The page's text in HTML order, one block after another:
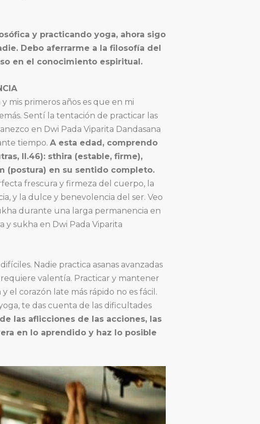
y practicando yoga, ahora sigo
Debo aferrarme a la filosofía del
en el conocimiento espiritual.
mis primeros años es que en mi
Sentí la tentación de practicar las
en Dwi Pada Viparita Dandasana
tiempo. A esta edad, comprendo
II.46): sthira (estable, firme),
(postura) en su sentido completo.
frescura y firmeza del cuerpo, la
y la dulce y benevolencia del ser. Veo
durante una larga permanencia en
y sukha en Dwi Pada Viparita
Nadie practica asanas avanzadas
requiere valentía. Practicar y mantener
el corazón late más rápido no es fácil.
te das cuenta de las dificultades
las aflicciones de las acciones, las
en lo aprendido y haz lo posible